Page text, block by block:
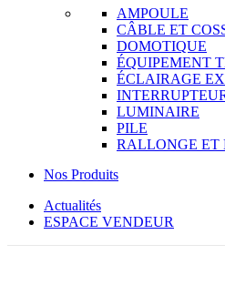
AMPOULE
CÂBLE ET
DOMOTIQUE
ÉQUIPEMENT
ÉCLAIRAGE
LUMINAIRE
PILE
RALLONGE ET
Nos Produits
Actualités
ESPACE VENDEUR